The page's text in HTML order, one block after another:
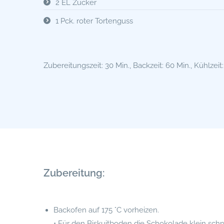
2 EL Zucker
1 Pck. roter Tortenguss
Zubereitungszeit: 30 Min., Backzeit: 60 Min.,
Zubereitung:
Backofen auf 175 °C vorheizen.